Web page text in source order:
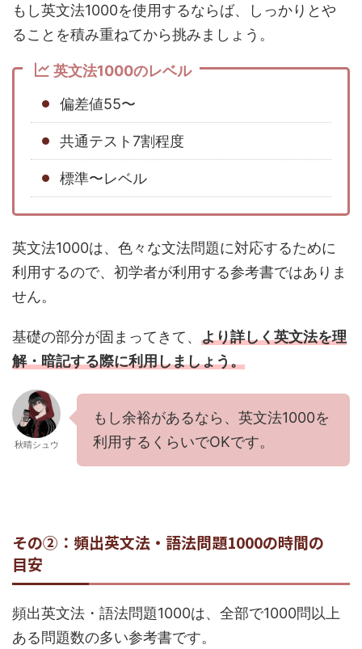
もし英文法1000を使用するならば、しっかりとや
ることを積み重ねてから挑みましょう。
英文法1000のレベル
偏差値55〜
共通テスト7割程度
標準〜レベル
英文法1000は、色々な文法問題に対応するために
利用するので、初学者が利用する参考書ではありま
せん。
基礎の部分が固まってきて、 より詳しく英文法を理
解・暗記する際に利用しましょう。
秋晴シュウ
もし余裕があるなら、英文法1000を
利用するくらいでOKです。
その②：頻出英文法・語法問題1000の時間の
目安
頻出英文法・語法問題1000は、全部で1000問以上
ある問題数の多い参考書です。